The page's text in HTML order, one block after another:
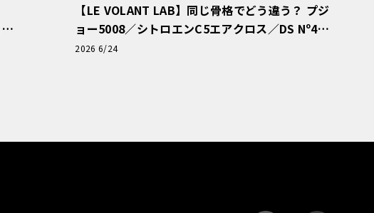
【LE VOLANT LAB】同じ骨格でどう違う？ プジ
ョー5008／シトロエンC5エアクロス／DS Nº4
読者一気乗りレポート
2026 6/24